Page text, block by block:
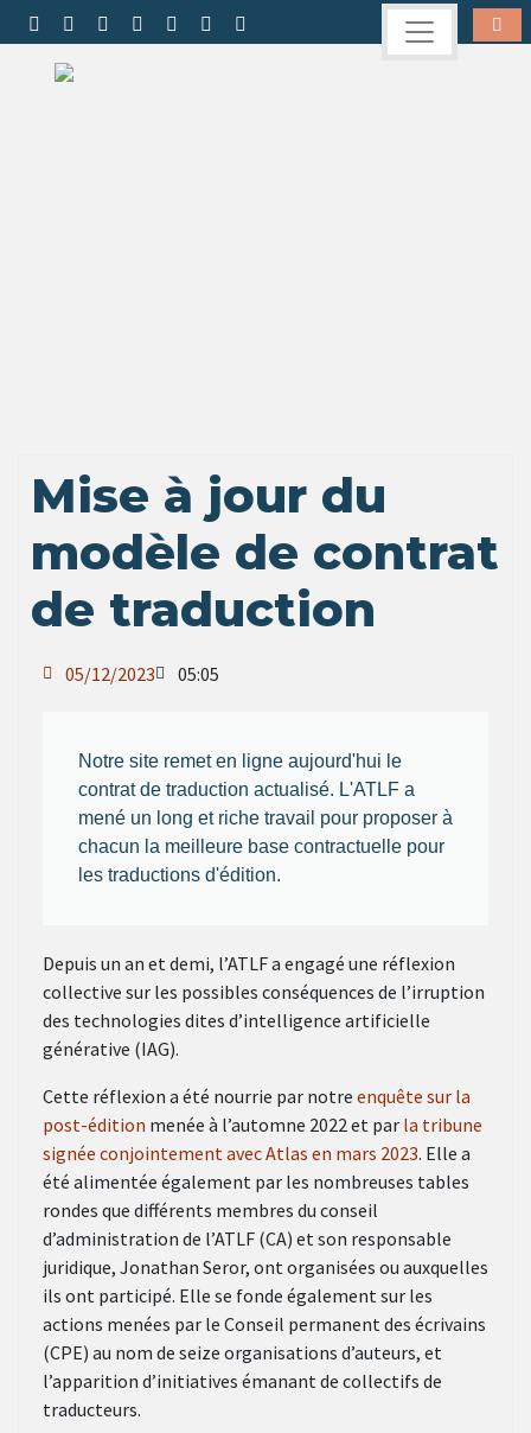
Mise à jour du
modèle de contrat
de traduction
05/12/2023 05:05
Notre site remet en ligne aujourd'hui le
contrat de traduction actualisé. L'ATLF a
mené un long et riche travail pour proposer à
chacun la meilleure base contractuelle pour
les traductions d'édition.
Depuis un an et demi, l’ATLF a engagé une réflexion
collective sur les possibles conséquences de l’irruption
des technologies dites d’intelligence artificielle
générative (IAG).
Cette réflexion a été nourrie par notre enquête sur la
post-édition menée à l’automne 2022 et par la tribune
signée conjointement avec Atlas en mars 2023. Elle a
été alimentée également par les nombreuses tables
rondes que différents membres du conseil
d’administration de l’ATLF (CA) et son responsable
juridique, Jonathan Seror, ont organisées ou auxquelles
ils ont participé. Elle se fonde également sur les
actions menées par le Conseil permanent des écrivains
(CPE) au nom de seize organisations d’auteurs, et
l’apparition d’initiatives émanant de collectifs de
traducteurs.